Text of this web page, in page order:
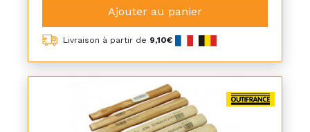
Ajouter au panier
Livraison à partir de 9,10€